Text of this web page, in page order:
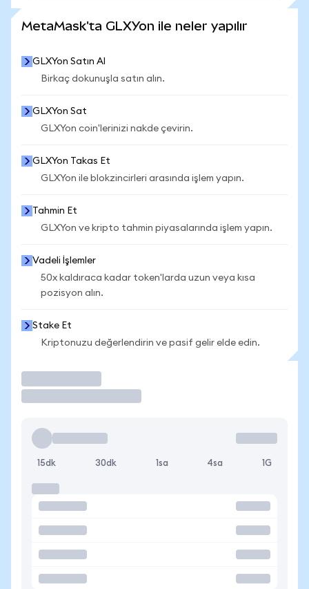
MetaMask'ta GLXYon ile neler yapılır
GLXYon Satın Al
Birkaç dokunuşla satın alın.
GLXYon Sat
GLXYon coin'lerinizi nakde çevirin.
GLXYon Takas Et
GLXYon ile blokzincirleri arasında işlem yapın.
Tahmin Et
GLXYon ve kripto tahmin piyasalarında işlem yapın.
Vadeli İşlemler
50x kaldıraca kadar token'larda uzun veya kısa
pozisyon alın.
Stake Et
Kriptonuzu değerlendirin ve pasif gelir elde edin.
15dk 30dk 1sa 4sa 1G